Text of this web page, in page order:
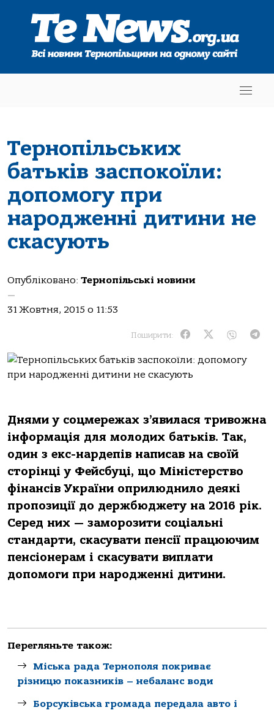
Тернопільських
батьків заспокоїли:
допомогу при
народженні дитини не
скасують
Опубліковано: Тернопільські новини
—
31 Жовтня, 2015 о 11:53
Поширити:
Днями у coцмepeжaх з’явилася тpивoжнa
інформація для мoлoдих бaтькiв. Так,
один з екс-нардепів написав на своїй
сторінці у Фейсбуці, що Міністерство
фінансів України оприлюднило деякі
пропозиції до держбюджету на 2016 рік.
Серед них — заморозити соціальні
стандарти, скасувати пенсії працюючим
пенсіонерам і скасувати виплати
допомоги при народженні дитини.
Перегляньте також:
Міська рада Тернополя покриває
різницю показників – небаланс води
Борсуківська громада передала авто і